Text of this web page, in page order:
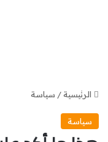
الرئيسية/ سياسة
سياسة